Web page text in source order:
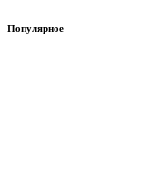
Популярное